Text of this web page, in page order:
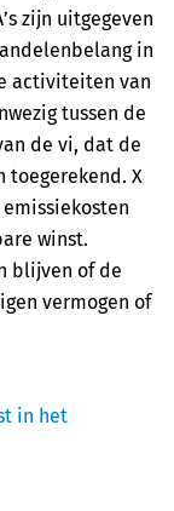
zijn uitgegeven
in
activiteiten van
tussen de
de vi, dat de
toegerekend. X
winst.
blijven of de
vermogen of
in het